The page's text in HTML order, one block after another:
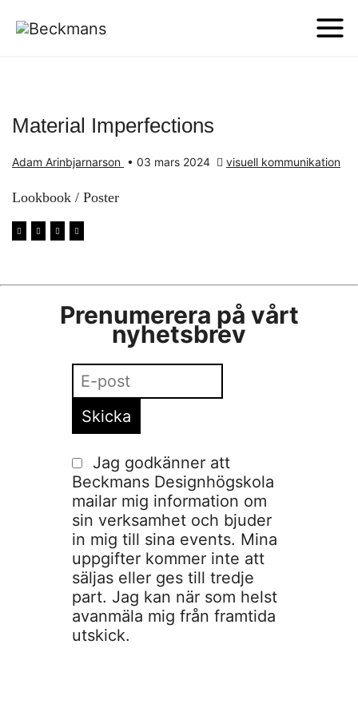
Material Imperfections
Adam Arinbjarnarson • 03 mars 2024 visuell kommunikation
Lookbook / Poster
Prenumerera på vårt
nyhetsbrev
Jag godkänner att
Beckmans Designhögskola
mailar mig information om
sin verksamhet och bjuder
in mig till sina events. Mina
uppgifter kommer inte att
säljas eller ges till tredje
part. Jag kan när som helst
avanmäla mig från framtida
utskick.